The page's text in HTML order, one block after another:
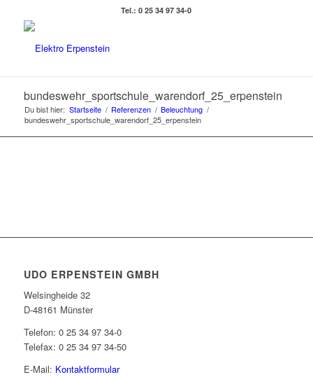
Tel.: 0 25 34 97 34-0
bundeswehr_sportschule_warendorf_25_erpenstein
Du bist hier: Startseite / Referenzen / Beleuchtung /
bundeswehr_sportschule_warendorf_25_erpenstein
UDO ERPENSTEIN GMBH
Welsingheide 32
D-48161 Münster
Telefon: 0 25 34 97 34-0
Telefax: 0 25 34 97 34-50
E-Mail: Kontaktformular